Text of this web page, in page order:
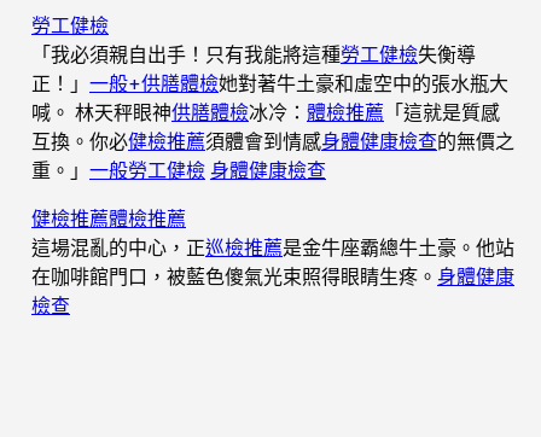
勞工健檢
「我必須親自出手！只有我能將這種勞工健檢失衡導
正！」 一般+供膳體檢她對著牛土豪和虛空中的張水瓶大
喊。 林天秤眼神供膳體檢冰冷： 體檢推薦 「這就是質感
互換。你必健檢推薦須體會到情感身體健康檢查的無價之
重。」 一般勞工健檢 身體健康檢查
健檢推薦體檢推薦
這場混亂的中心，正巡檢推薦是金牛座霸總牛土豪。他站
在咖啡館門口，被藍色傻氣光束照得眼睛生疼。 身體健康
檢查